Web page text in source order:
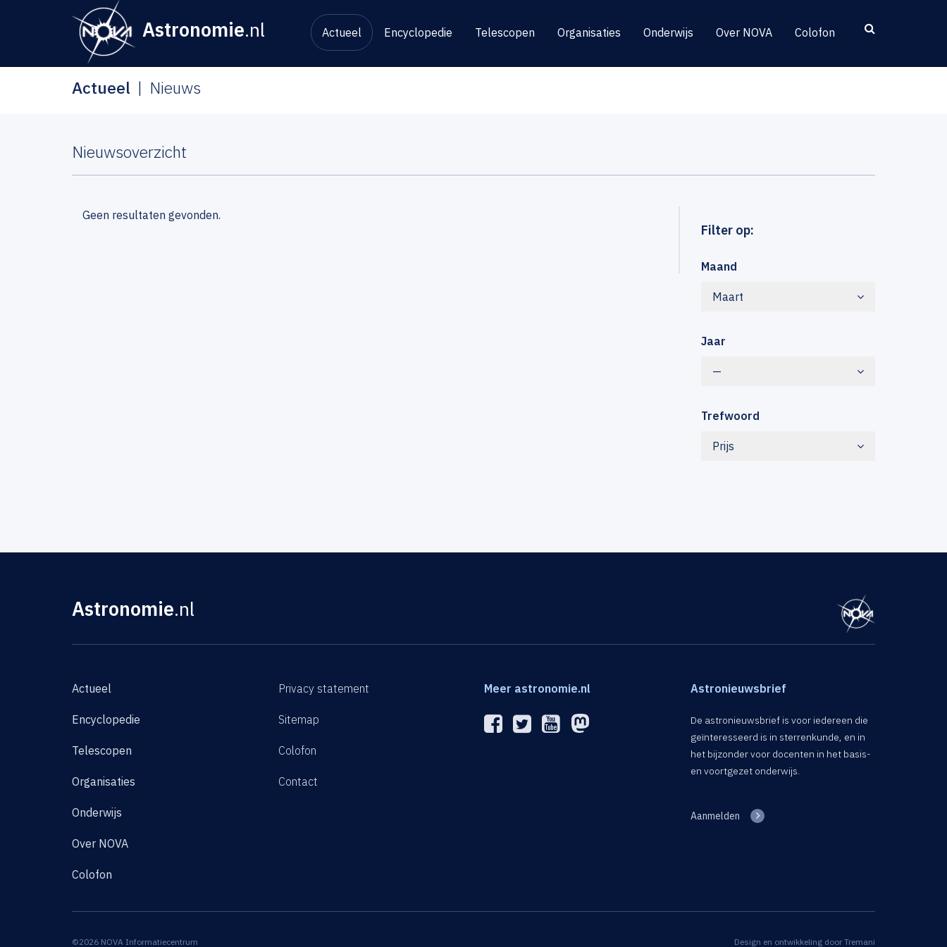
Astronomie.nl Actueel Encyclopedie Telescopen Organisaties Onderwijs Over NOVA Colofon
Actueel Nieuws
Nieuwsoverzicht
Filter op:
Maand
Maart
Jaar
—
Trefwoord
Prijs
Geen resultaten gevonden.
Astronomie.nl
Actueel
Encyclopedie
Telescopen
Organisaties
Onderwijs
Over NOVA
Colofon
Privacy statement
Sitemap
Colofon
Contact
Meer astronomie.nl Astronieuwsbrief
De astronieuwsbrief is voor iedereen die
geïnteresseerd is in sterrenkunde, en in
het bijzonder voor docenten in het basis-
en voortgezet onderwijs.
Aanmelden
©2026 NOVA Informatiecentrum Design en ontwikkeling door Tremani